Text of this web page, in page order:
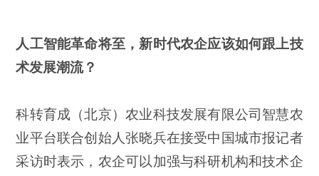
人工智能革命将至，新时代农企应该如何跟上技
术发展潮流？
科转育成（北京）农业科技发展有限公司智慧农
业平台联合创始人张晓兵在接受中国城市报记者
采访时表示，农企可以加强与科研机构和技术企